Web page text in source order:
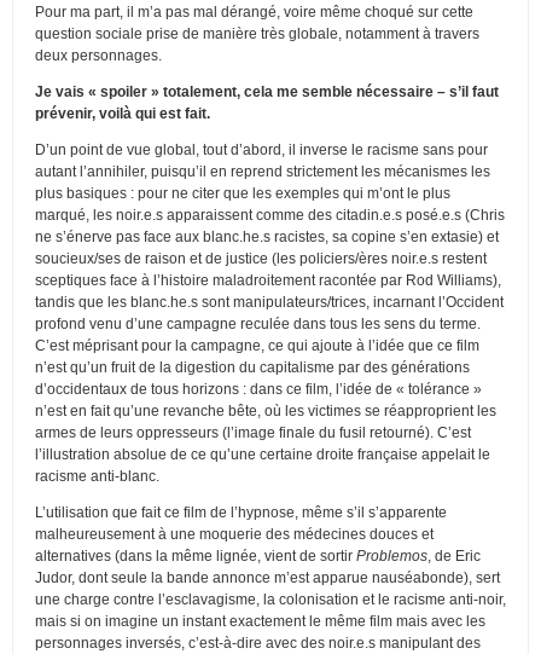
Pour ma part, il m’a pas mal dérangé, voire même choqué sur cette
question sociale prise de manière très globale, notamment à travers
deux personnages.
Je vais « spoiler » totalement, cela me semble nécessaire – s’il faut
prévenir, voilà qui est fait.
D’un point de vue global, tout d’abord, il inverse le racisme sans pour
autant l’annihiler, puisqu’il en reprend strictement les mécanismes les
plus basiques : pour ne citer que les exemples qui m’ont le plus
marqué, les noir.e.s apparaissent comme des citadin.e.s posé.e.s (Chris
ne s’énerve pas face aux blanc.he.s racistes, sa copine s’en extasie) et
soucieux/ses de raison et de justice (les policiers/ères noir.e.s restent
sceptiques face à l’histoire maladroitement racontée par Rod Williams),
tandis que les blanc.he.s sont manipulateurs/trices, incarnant l’Occident
profond venu d’une campagne reculée dans tous les sens du terme.
C’est méprisant pour la campagne, ce qui ajoute à l’idée que ce film
n’est qu’un fruit de la digestion du capitalisme par des générations
d’occidentaux de tous horizons : dans ce film, l’idée de « tolérance »
n’est en fait qu’une revanche bête, où les victimes se réapproprient les
armes de leurs oppresseurs (l’image finale du fusil retourné). C’est
l’illustration absolue de ce qu’une certaine droite française appelait le
racisme anti-blanc.
L’utilisation que fait ce film de l’hypnose, même s’il s’apparente
malheureusement à une moquerie des médecines douces et
alternatives (dans la même lignée, vient de sortir Problemos , de Eric
Judor, dont seule la bande annonce m’est apparue nauséabonde), sert
une charge contre l’esclavagisme, la colonisation et le racisme anti-noir,
mais si on imagine un instant exactement le même film mais avec les
personnages inversés, c’est-à-dire avec des noir.e.s manipulant des